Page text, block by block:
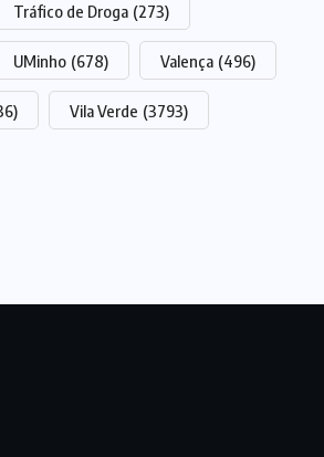
Tráfico de Droga (273)
UMinho (678) Valença (496)
Vila Verde (3793)